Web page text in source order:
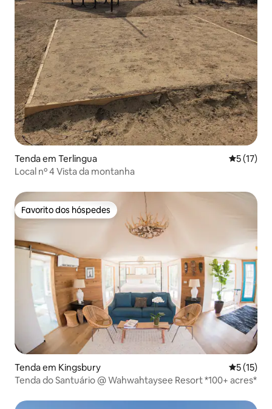
Tenda em Terlingua
5 (17)
Local nº 4 Vista da montanha
Favorito dos hóspedes
Favorito dos hóspedes
Tenda em Kingsbury
5 (15)
Tenda do Santuário @ Wahwahtaysee Resort *100+ acres*